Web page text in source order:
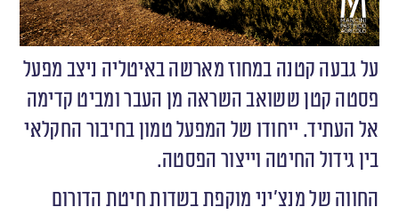
על גבעה קטנה במחוז מארשה באיטליה ניצב מפעל
פסטה קטן ששואב השראה מן העבר ומביט קדימה
אל העתיד. ייחודו של המפעל טמון בחיבור החקלאי
בין גידול החיטה וייצור הפסטה.
החווה של מנצ׳יני מוקפת בשדות חיטת הדורום